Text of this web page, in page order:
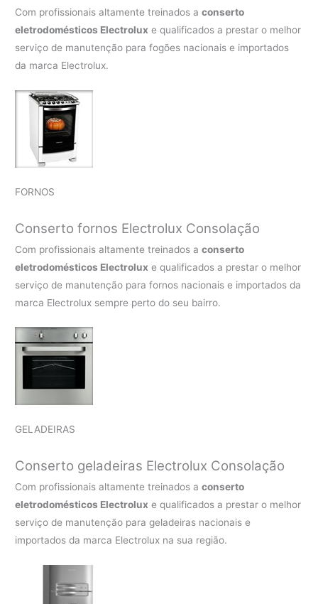
Com profissionais altamente treinados aconserto
eletrodomésticos Electrolux e qualificados a prestar o melhor
serviço de manutenção para fogões nacionais e importados
da marca Electrolux.
FORNOS
Conserto fornos Electrolux Consolação
Com profissionais altamente treinados aconserto
eletrodomésticos Electrolux e qualificados a prestar o melhor
serviço de manutenção para fornos nacionais e importados da
marca Electrolux sempre perto do seu bairro.
GELADEIRAS
Conserto geladeiras Electrolux Consolação
Com profissionais altamente treinados aconserto
eletrodomésticos Electrolux e qualificados a prestar o melhor
serviço de manutenção para geladeiras nacionais e
importados da marca Electrolux na sua região.